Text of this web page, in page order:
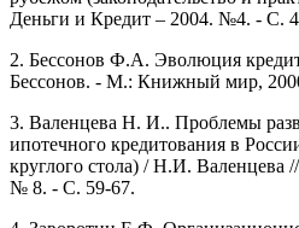
Деньги и Кредит – 2004. №4. - С.
2. Бессонов Ф.А. Эволюция
Бессонов. - М.: Книжный мир,
3. Валенцева Н. И.. Проблемы
ипотечного кредитования в
круглого стола) / Н.И. Валенцева
№ 8. - С. 59-67.